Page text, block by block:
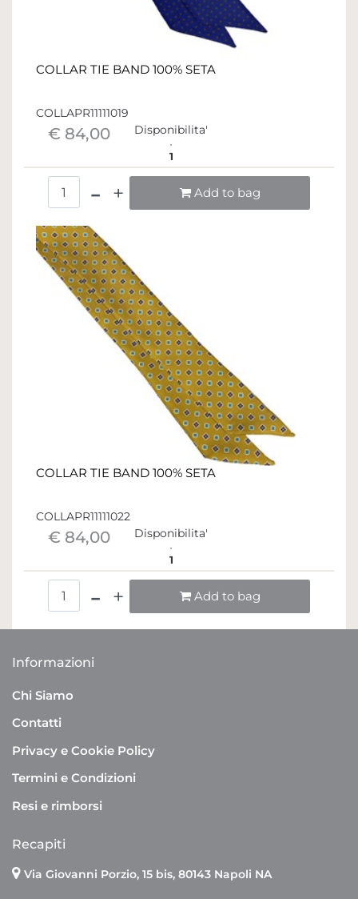
COLLAR TIE BAND 100% SETA
COLLAPR11111019
€ 84,00 Disponibilita'
1
Add to bag
COLLAR TIE BAND 100% SETA
COLLAPR11111022
€ 84,00 Disponibilita'
1
Add to bag
Informazioni
Chi Siamo
Contatti
Privacy e Cookie Policy
Termini e Condizioni
Resi e rimborsi
Recapiti
Via Giovanni Porzio, 15 bis, 80143 Napoli NA